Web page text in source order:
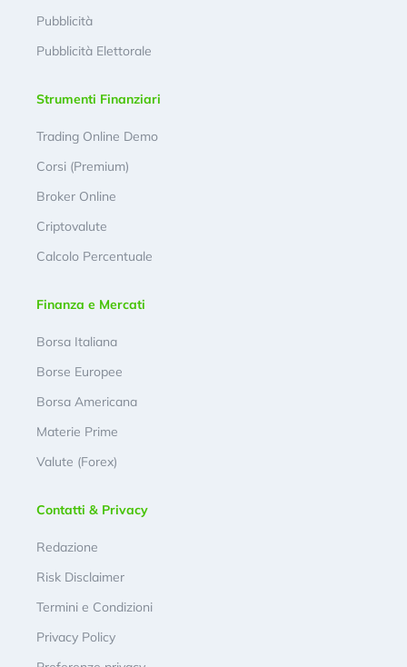
Pubblicità
Pubblicità Elettorale
Strumenti Finanziari
Trading Online Demo
Corsi (Premium)
Broker Online
Criptovalute
Calcolo Percentuale
Finanza e Mercati
Borsa Italiana
Borse Europee
Borsa Americana
Materie Prime
Valute (Forex)
Contatti & Privacy
Redazione
Risk Disclaimer
Termini e Condizioni
Privacy Policy